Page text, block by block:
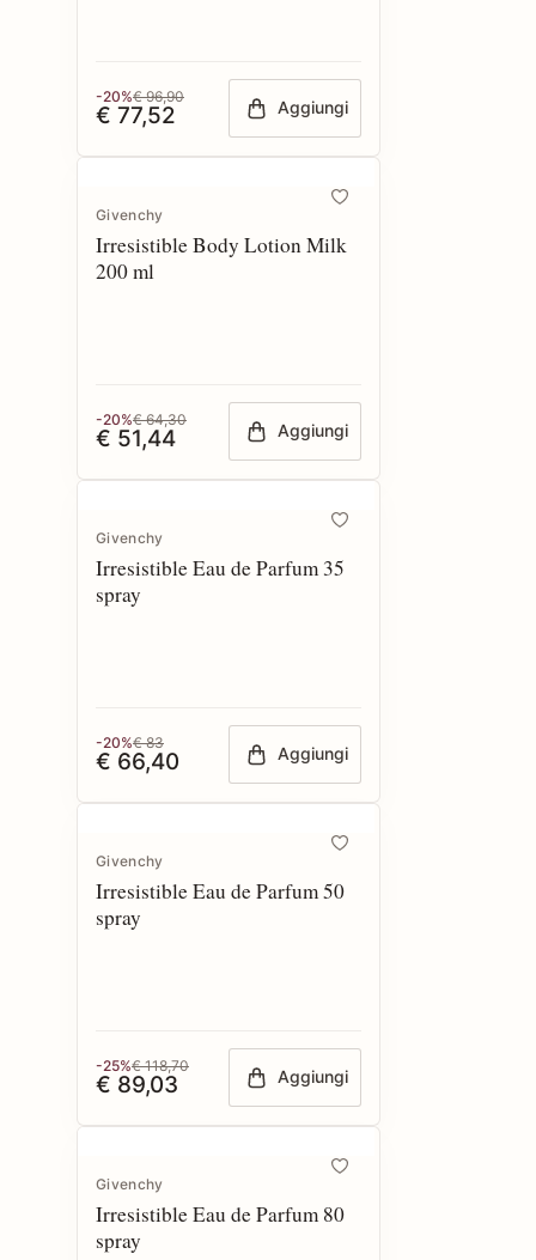
-20%€ 96,90
€ 77,52 Aggiungi
Givenchy
Irresistible Body Lotion Milk
200 ml
-20%€ 64,30
€ 51,44 Aggiungi
Givenchy
Irresistible Eau de Parfum 35
spray
-20%€ 83
€ 66,40 Aggiungi
Givenchy
Irresistible Eau de Parfum 50
spray
-25%€ 118,70
€ 89,03 Aggiungi
Givenchy
Irresistible Eau de Parfum 80
spray